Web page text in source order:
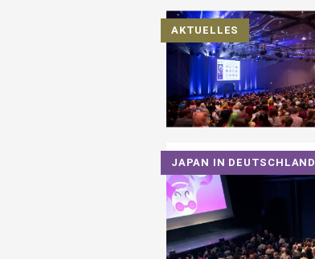
AKTUELLES
JAPAN IN DEUTSCHLAND